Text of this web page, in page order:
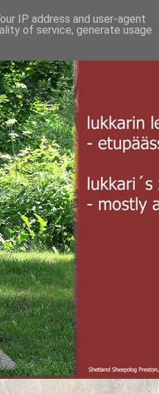
IP address and user-agent
of service, generate usage